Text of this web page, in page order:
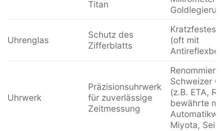
Titan
Uhrenglas
Schutz des
Zifferblatts
Kratzfestes
(oft mit
Uhrwerk
Präzisionsuhrwerk
für zuverlässige
Zeitmessung
Schweizer
(z.B. ETA,
bewährte
Miyota,